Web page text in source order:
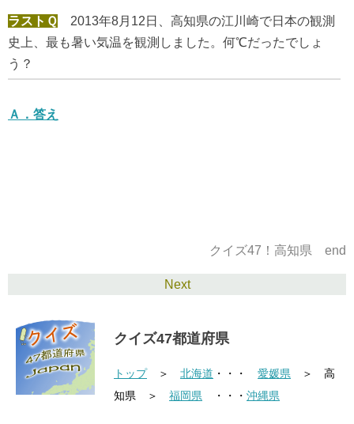
ラストＱ
2013年8月12日、高知県の江川崎で日本の観測
史上、最も暑い気温を観測しました。何℃だったでしょ
う？
Ａ． 答え
クイズ47！高知県 end
Next
クイズ47都道府県
トップ＞ 北海道 ・・・ 愛媛県 ＞ 高
知県 ＞ 福岡県 ・・・ 沖縄県